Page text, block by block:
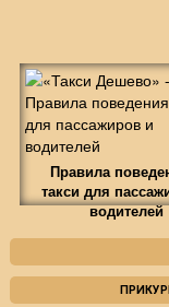
Правила
такси для
водителей